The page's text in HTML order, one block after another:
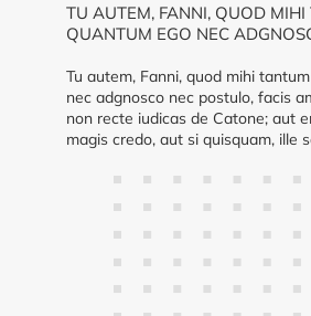
TU AUTEM, FANNI, QUOD
QUANTUM EGO NEC
Tu autem, Fanni, quod mihi
nec adgnosco nec postulo, facis
non recte iudicas de Catone; aut
magis credo, aut si quisquam, ille